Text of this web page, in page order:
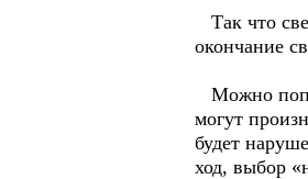
Так что
окончание
Можно
могут
будет
ход, выбор